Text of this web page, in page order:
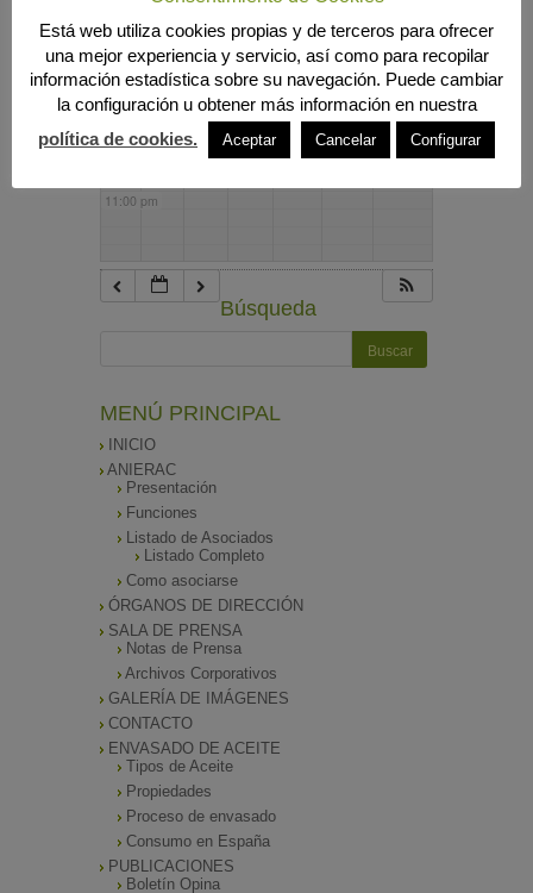
9:00 pm
10:00 pm
11:00 pm
Búsqueda
MENÚ PRINCIPAL
INICIO
ANIERAC
Presentación
Funciones
Listado de Asociados
Listado Completo
Como asociarse
ÓRGANOS DE DIRECCIÓN
SALA DE PRENSA
Notas de Prensa
Archivos Corporativos
GALERÍA DE IMÁGENES
CONTACTO
ENVASADO DE ACEITE
Tipos de Aceite
Propiedades
Proceso de envasado
Consumo en España
PUBLICACIONES
Boletín Opina
Está web utiliza cookies propias y de terceros para ofrecer
una mejor experiencia y servicio, así como para recopilar
información estadística sobre su navegación. Puede cambiar
la configuración u obtener más información en nuestra
política de cookies.
Aceptar Cancelar Configurar